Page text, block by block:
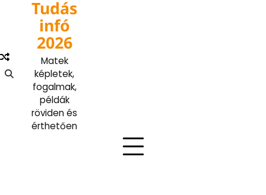
Tudás
infó
2026
Matek
képletek,
fogalmak,
példák
röviden és
érthetően